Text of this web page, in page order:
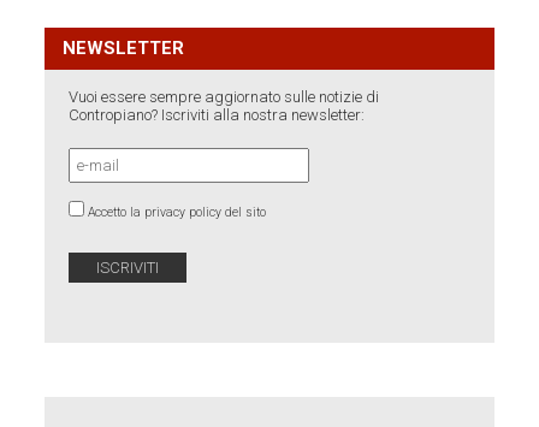
NEWSLETTER
Vuoi essere sempre aggiornato sulle notizie di
Contropiano? Iscriviti alla nostra newsletter:
Accetto la privacy policy del sito